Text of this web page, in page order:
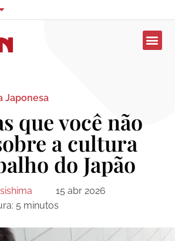
Japonesa
que você não
a cultura
do Japão
15 abr 2026
5 minutos